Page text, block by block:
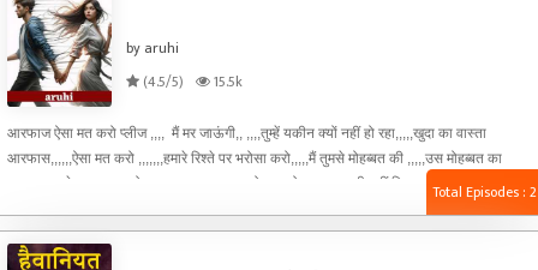
by aruhi
(4.5/5)
15.5k
आरफाज ऐसा मत करो प्लीज ,,,, मैं मर जाऊंगी,, ,,,,तुम्हें यकीन क्यों नहीं हो रहा,,,,,खुदा का वास्ता
आरफास,,,,,,ऐसा मत करो ,,,,,,,हमारे रिश्ते पर भरोसा करो,,,,,मैं तुमसे मोहब्बत की ,,,,,उस‌ मोहब्बत का
वास्ता,,,,,मुझे तलाक मत दो , , अगर यह तलाक हो गया तो ,,,,,,हम कभी नहीं मिल पाएंगे,, प्लीज सरफराज
देखते हुए,,,,,,तू जैसे नापाक औरत से मैं और रिश्ता नहीं रख सकता ,,,,,,इसलिए मैं तुझे अभी ,,,इसी वक्त
तलाक लेता हूं,,,तलाकतलाक तलाक मैं तुझ जैसी औरत को एक पल के लिए भी बर्दाश्त नहीं कर
Total Episodes : 2